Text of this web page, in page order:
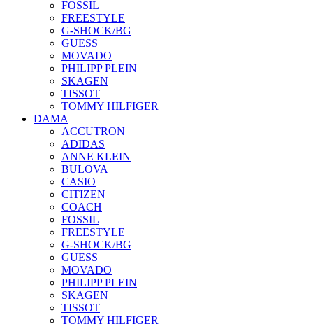
FOSSIL
FREESTYLE
G-SHOCK/BG
GUESS
MOVADO
PHILIPP PLEIN
SKAGEN
TISSOT
TOMMY HILFIGER
DAMA
ACCUTRON
ADIDAS
ANNE KLEIN
BULOVA
CASIO
CITIZEN
COACH
FOSSIL
FREESTYLE
G-SHOCK/BG
GUESS
MOVADO
PHILIPP PLEIN
SKAGEN
TISSOT
TOMMY HILFIGER